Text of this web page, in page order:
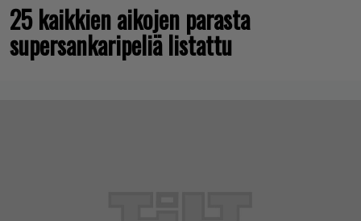
25 kaikkien aikojen parasta
supersankaripeliä listattu